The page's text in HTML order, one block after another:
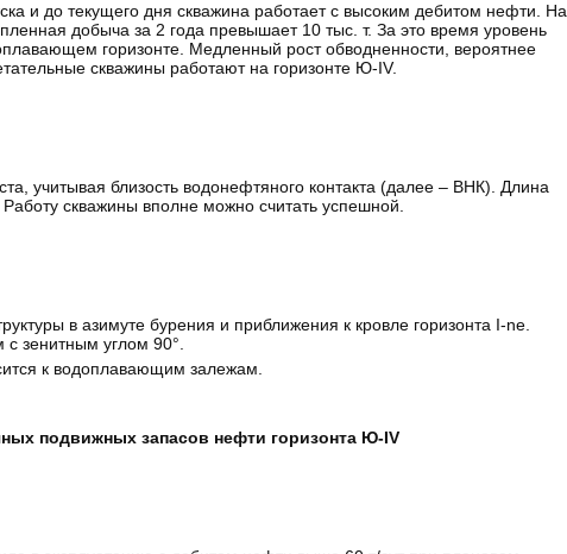
и до текущего дня скважина работает с высоким дебитом нефти. На
добыча за 2 года превышает 10 тыс. т. За это время уровень
горизонте. Медленный рост обводненности, вероятнее
скважины работают на горизонте Ю-IV.
учитывая близость водонефтяного контакта (далее – ВНК). Длина
скважины вполне можно считать успешной.
в азимуте бурения и приближения к кровле горизонта I-ne.
зенитным углом 90°.
к водоплавающим залежам.
подвижных запасов нефти горизонта Ю-IV